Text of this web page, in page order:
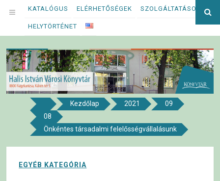
Megszakítás
OPEN
MENU
KATALÓGUS ELÉRHETŐSÉGEK SZOLGÁLTATÁSOK
HELYTÖRTÉNET
Halis István Városi Könyvtár
8800 NAGYKANIZSA, KÁLVIN TÉR 5.
Kezdőlap 2021
09
08
Önkéntes társadalmi felelősségvállalásunk
EGYÉB KATEGÓRIA